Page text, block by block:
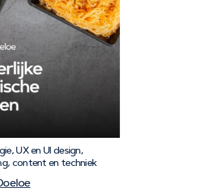
UX en UI design,
content en techniek